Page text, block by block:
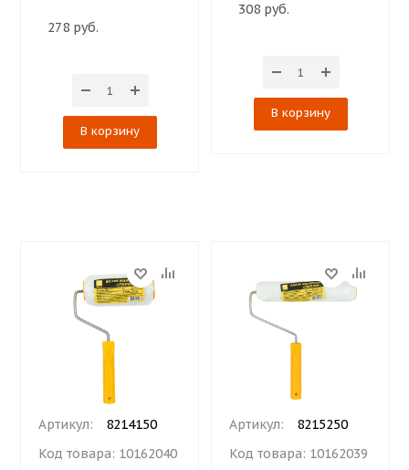
278 руб.
В корзину
308 руб.
В корзину
Артикул:
8214150
Код товара: 10162040
Артикул:
8215250
Код товара: 10162039